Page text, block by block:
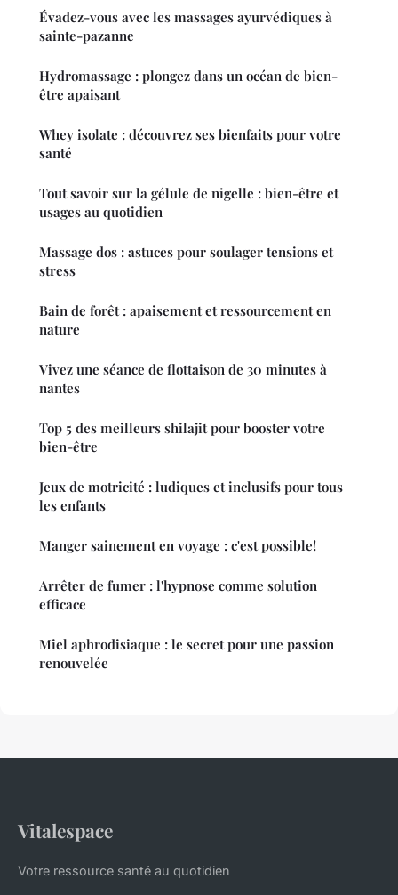
Évadez-vous avec les massages ayurvédiques à
sainte-pazanne
Hydromassage : plongez dans un océan de bien-
être apaisant
Whey isolate : découvrez ses bienfaits pour votre
santé
Tout savoir sur la gélule de nigelle : bien-être et
usages au quotidien
Massage dos : astuces pour soulager tensions et
stress
Bain de forêt : apaisement et ressourcement en
nature
Vivez une séance de flottaison de 30 minutes à
nantes
Top 5 des meilleurs shilajit pour booster votre
bien-être
Jeux de motricité : ludiques et inclusifs pour tous
les enfants
Manger sainement en voyage : c'est possible!
Arrêter de fumer : l'hypnose comme solution
efficace
Miel aphrodisiaque : le secret pour une passion
renouvelée
Vitalespace
Votre ressource santé au quotidien